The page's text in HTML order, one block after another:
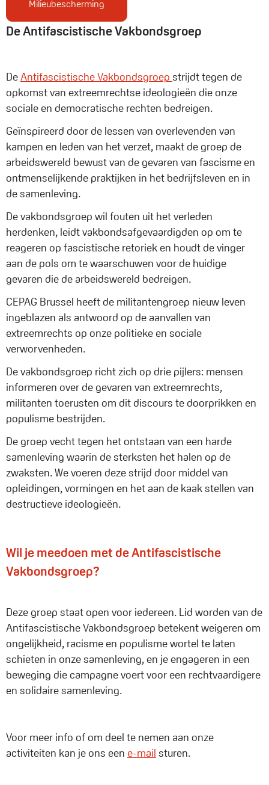
Milieubescherming
De Antifascistische Vakbondsgroep
DeAntifascistische Vakbondsgroep strijdt tegen de
opkomst van extreemrechtse ideologieën die onze
sociale en democratische rechten bedreigen.
Geïnspireerd door de lessen van overlevenden van
kampen en leden van het verzet, maakt de groep de
arbeidswereld bewust van de gevaren van fascisme en
ontmenselijkende praktijken in het bedrijfsleven en in
de samenleving.
De vakbondsgroep wil fouten uit het verleden
herdenken, leidt vakbondsafgevaardigden op om te
reageren op fascistische retoriek en houdt de vinger
aan de pols om te waarschuwen voor de huidige
gevaren die de arbeidswereld bedreigen.
CEPAG Brussel heeft de militantengroep nieuw leven
ingeblazen als antwoord op de aanvallen van
extreemrechts op onze politieke en sociale
verworvenheden.
De vakbondsgroep richt zich op drie pijlers: mensen
informeren over de gevaren van extreemrechts,
militanten toerusten om dit discours te doorprikken en
populisme bestrijden.
De groep vecht tegen het ontstaan van een harde
samenleving waarin de sterksten het halen op de
zwaksten. We voeren deze strijd door middel van
opleidingen, vormingen en het aan de kaak stellen van
destructieve ideologieën.
Wil je meedoen met de Antifascistische
Vakbondsgroep?
Deze groep staat open voor iedereen. Lid worden van de
Antifascistische Vakbondsgroep betekent weigeren om
ongelijkheid, racisme en populisme wortel te laten
schieten in onze samenleving, en je engageren in een
beweging die campagne voert voor een rechtvaardigere
en solidaire samenleving.
Voor meer info of om deel te nemen aan onze
activiteiten kan je ons een e-mail sturen.